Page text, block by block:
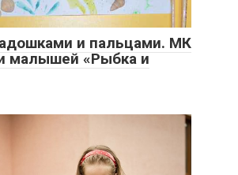
и пальцами. МК
малышей «Рыбка и